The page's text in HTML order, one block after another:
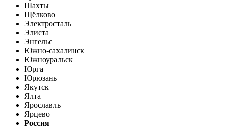
Шахты
Щёлково
Электросталь
Элиста
Энгельс
Южно-сахалинск
Южноуральск
Юрга
Юрюзань
Якутск
Ялта
Ярославль
Ярцево
Россия